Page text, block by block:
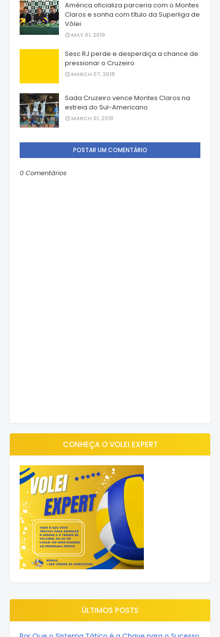
América oficializa parceria com o Montes
Claros e sonha com título da Superliga de
Vôlei
MAY 01, 2019
Sesc RJ perde e desperdiça a chance de
pressionar o Cruzeiro
MARCH 07, 2018
Sada Cruzeiro vence Montes Claros na
estreia do Sul-Americano
MARCH 01, 2018
POSTAR UM COMENTÁRIO
0 Comentários
CONHEÇA O VOLEI EXPERT
ÚLTIMOS POSTS